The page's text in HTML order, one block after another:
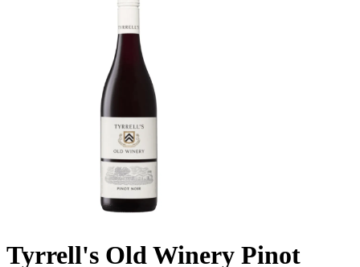
Tyrrell's Old Winery Pinot